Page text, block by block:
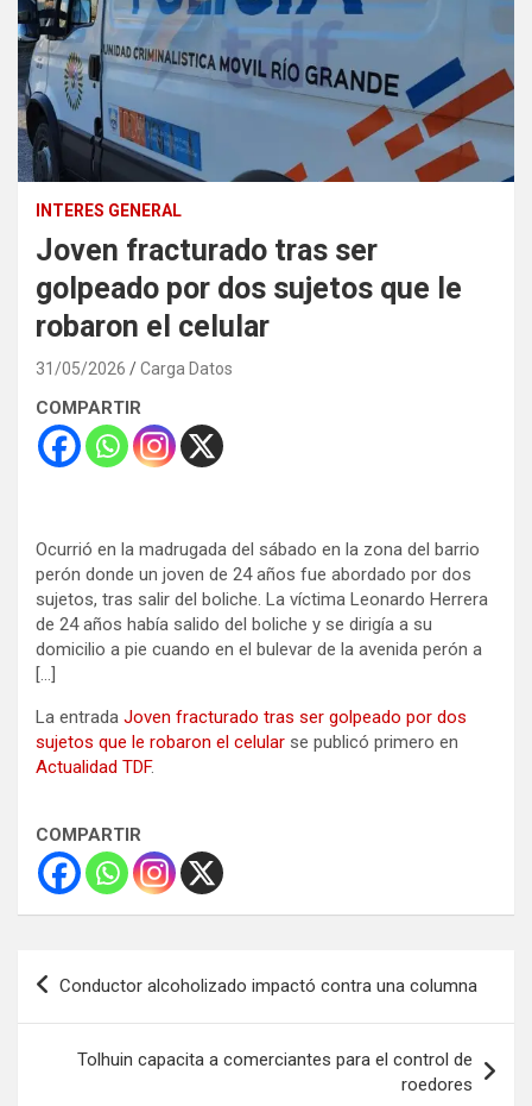
INTERES GENERAL
Joven fracturado tras ser
golpeado por dos sujetos que le
robaron el celular
31/05/2026 Carga Datos
COMPARTIR
Ocurrió en la madrugada del sábado en la zona del barrio
perón donde un joven de 24 años fue abordado por dos
sujetos, tras salir del boliche. La víctima Leonardo Herrera
de 24 años había salido del boliche y se dirigía a su
domicilio a pie cuando en el bulevar de la avenida perón a
[…]
La entrada Joven fracturado tras ser golpeado por dos
sujetos que le robaron el celular se publicó primero en
Actualidad TDF.
COMPARTIR
Navegación
de
Conductor alcoholizado impactó contra una columna
Tolhuin capacita a comerciantes para el control de
roedores